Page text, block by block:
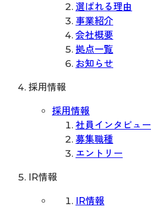
選ばれる理由
事業紹介
会社概要
拠点一覧
お知らせ
採用情報
採用情報
社員インタビュー
募集職種
エントリー
IR情報
IR情報